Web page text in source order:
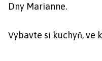
Dny Marianne.
Vybavte si kuchyň, ve